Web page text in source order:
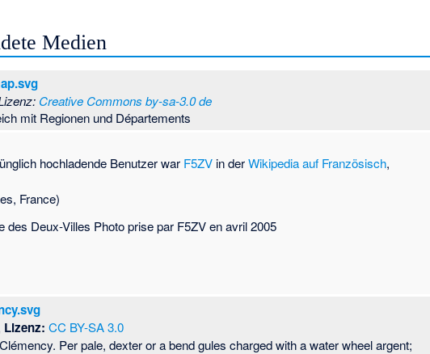
Medien
Creative Commons by-sa-3.0 de
mit Regionen und Départements
hochladende Benutzer war F5ZV in derWikipedia auf Französisch,
France)
des Deux-Villes Photo prise par F5ZV en avril 2005
Lizenz: CC BY-SA 3.0
Per pale, dexter or a bend gules charged with a water wheel argent;